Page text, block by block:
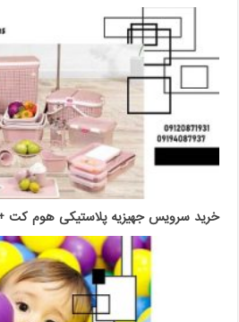
خرید سرویس جهیزیه پلاستیکی هوم